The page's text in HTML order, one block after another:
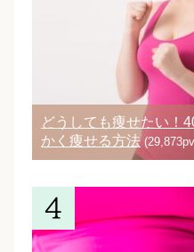
どうしても痩せたい！
かく痩せる方法